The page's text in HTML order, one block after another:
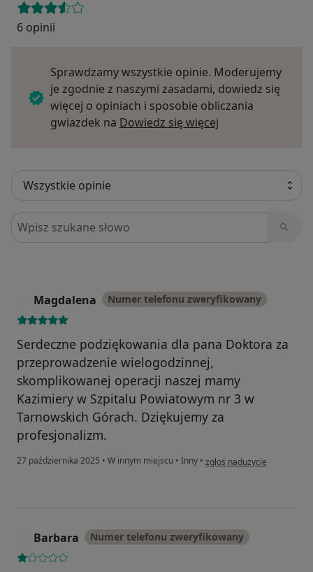
6 opinii
Sprawdzamy wszystkie opinie. Moderujemy
je zgodnie z naszymi zasadami, dowiedz się
więcej o opiniach i sposobie obliczania
gwiazdek na Dowiedz się więcej
Szukaj w opiniach
Magdalena Numer telefonu zweryfikowany
Serdeczne podziękowania dla pana Doktora za
przeprowadzenie wielogodzinnej,
skomplikowanej operacji naszej mamy
Kazimiery w Szpitalu Powiatowym nr 3 w
Tarnowskich Górach. Dziękujemy za
profesjonalizm.
27 października 2025 • W innym miejscu • Inny • w opinii użytkownika
zgłoś nadużycie
Barbara Numer telefonu zweryfikowany